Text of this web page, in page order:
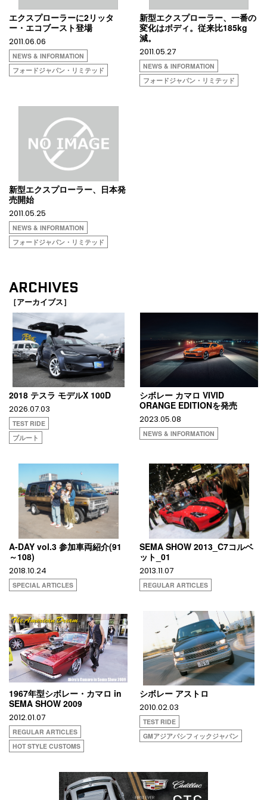
エクスプローラーに2リッタ
ー・エコブースト登場
2011.06.06
NEWS & INFORMATION
フォードジャパン・リミテッド
新型エクスプローラー、一番の
変化はボディ。従来比185kg
減。
2011.05.27
NEWS & INFORMATION
フォードジャパン・リミテッド
新型エクスプローラー、日本発
売開始
2011.05.25
NEWS & INFORMATION
フォードジャパン・リミテッド
ARCHIVES
［アーカイブス］
2018 テスラ モデルX 100D
2026.07.03
TEST RIDE
ブルート
シボレー カマロ VIVID
ORANGE EDITIONを発売
2023.05.08
NEWS & INFORMATION
A-DAY vol.3 参加車両紹介(91
～108)
2018.10.24
SPECIAL ARTICLES
SEMA SHOW 2013_C7コルベ
ット_01
2013.11.07
REGULAR ARTICLES
1967年型シボレー・カマロ in
SEMA SHOW 2009
2012.01.07
REGULAR ARTICLES
HOT STYLE CUSTOMS
シボレー アストロ
2010.02.03
TEST RIDE
GMアジアパシフィックジャパン